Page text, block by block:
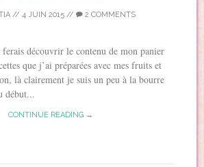
// 4 JUIN 2015 // 2 COMMENTS
découvrir le contenu de mon panier
que j’ai préparées avec mes fruits et
là clairement je suis un peu à la bourre
début...
CONTINUE READING →